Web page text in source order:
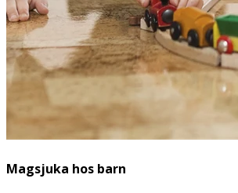
Magsjuka hos barn